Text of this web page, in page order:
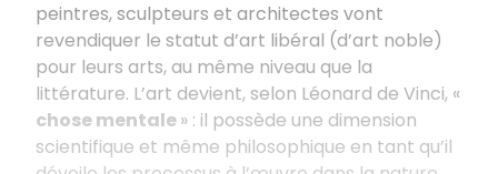
peintres, sculpteurs et architectes vont
revendiquer le statut d’art libéral (d’art noble)
pour leurs arts, au même niveau que la
littérature. L’art devient, selon Léonard de Vinci, «
chose mentale» : il possède une dimension
scientifique et même philosophique en tant qu’il